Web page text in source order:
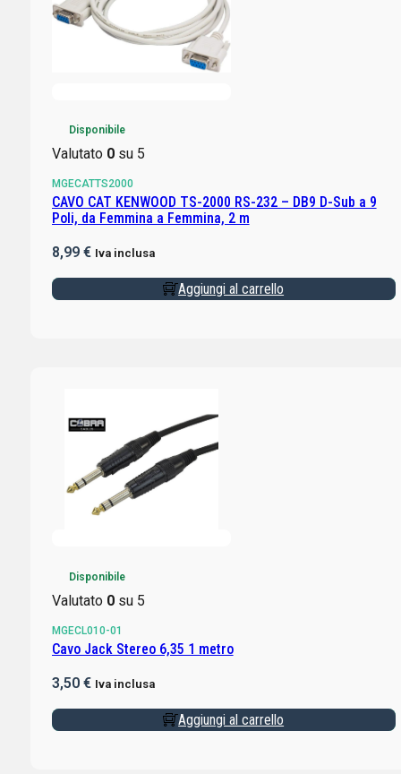
Disponibile
Valutato 0su 5
MGECATTS2000
CAVO CAT KENWOOD TS-2000 RS-232 – DB9 D-Sub a 9
Poli, da Femmina a Femmina, 2 m
8,99 € Iva inclusa
Aggiungi al carrello
Disponibile
Valutato 0su 5
MGECL010-01
Cavo Jack Stereo 6,35 1 metro
3,50 € Iva inclusa
Aggiungi al carrello